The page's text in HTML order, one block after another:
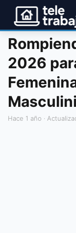
2026
hace 1 año ·